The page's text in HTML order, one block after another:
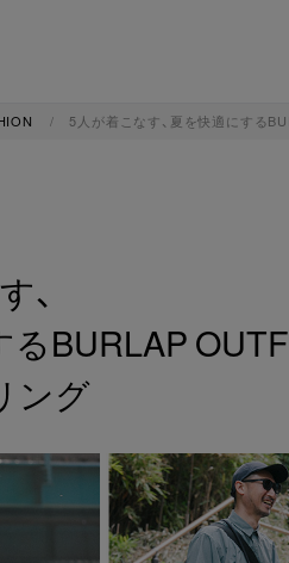
5人が着こなす、夏を快適にする
、
BURLAP
ング